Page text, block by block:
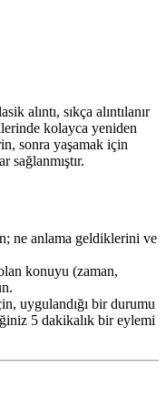
alıntı, sıkça alıntılanır
kolayca yeniden
sonra yaşamak için
sağlanmıştır.
ne anlama geldiklerini ve
konuyu (zaman,
uygulandığı bir durumu
5 dakikalık bir eylemi